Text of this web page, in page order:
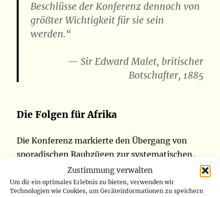
Zustimmung verwalten
Um dir ein optimales Erlebnis zu bieten, verwenden wir
Technologien wie Cookies, um Geräteinformationen zu speichern
Beschlüsse der Konferenz dennoch von
größter Wichtigkeit für sie sein
werden.“
— Sir Edward Malet, britischer
Botschafter, 1885
Die Folgen für Afrika
Die Konferenz markierte den Übergang von
sporadischen Raubzügen zur systematischen,
organisierten Ausbeutung. Die Enteignung der
einheimischen Bevölkerung wurde